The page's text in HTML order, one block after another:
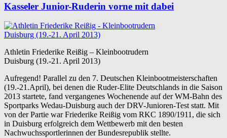
Kasseler Junior-Ruderin vorne mit dabei
Athletin Friederike Reißig – Kleinbootrudern
Duisburg (19.-21. April 2013)
Aufregend! Parallel zu den 7. Deutschen Kleinbootmeisterschaften
(19.-21.April), bei denen die Ruder-Elite Deutschlands in die Saison
2013 startete, fand vergangenes Wochenende auf der WM-Bahn des
Sportparks Wedau-Duisburg auch der DRV-Junioren-Test statt. Mit
von der Partie war Friederike Reißig vom RKC 1890/1911, die sich
in Duisburg erfolgreich dem Wettbewerb mit den besten
Nachwuchssportlerinnen der Bundesrepublik stellte.